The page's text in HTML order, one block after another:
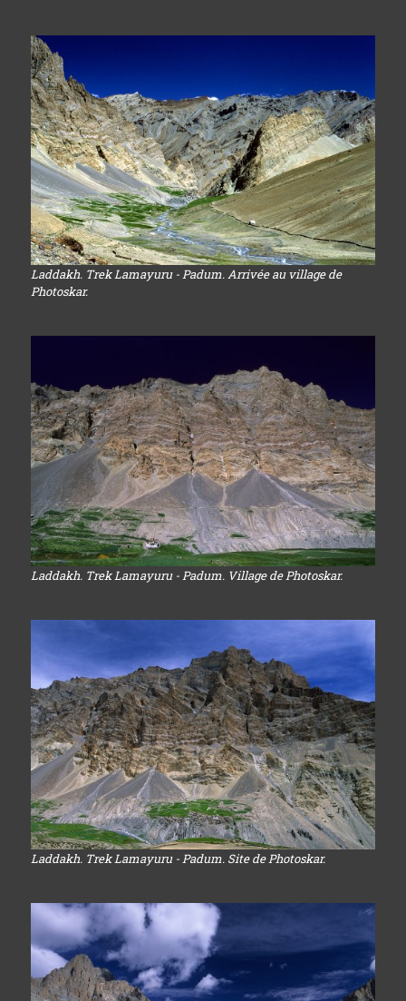
Laddakh. Trek Lamayuru - Padum. Arrivée au village de
Photoskar.
Laddakh. Trek Lamayuru - Padum. Village de Photoskar.
Laddakh. Trek Lamayuru - Padum. Site de Photoskar.